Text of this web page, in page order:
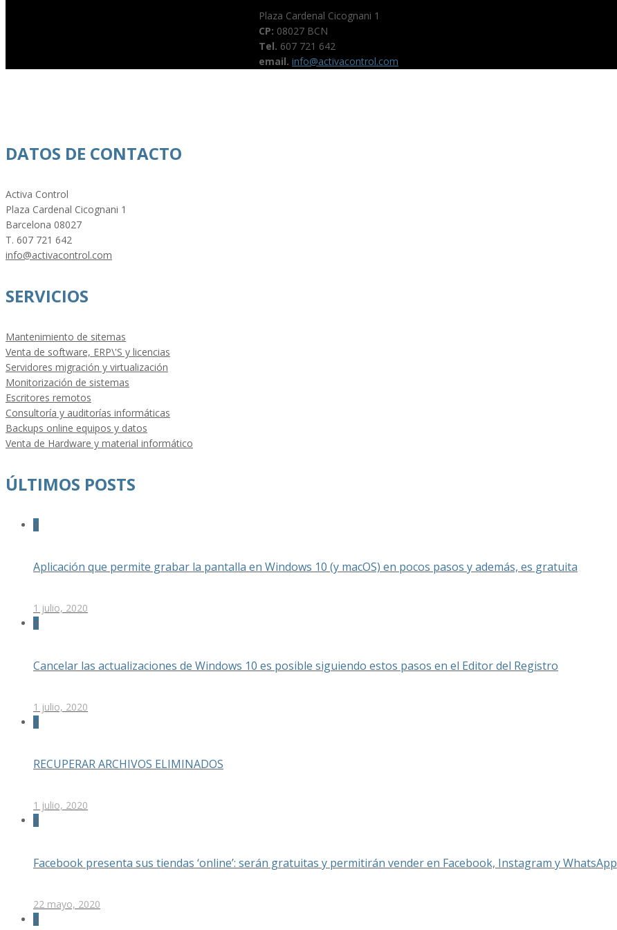
Plaza Cardenal Cicognani 1
CP: 08027 BCN
Tel. 607 721 642
email. info@activacontrol.com
DATOS DE CONTACTO
Activa Control
Plaza Cardenal Cicognani 1
Barcelona 08027
T. 607 721 642
info@activacontrol.com
SERVICIOS
Mantenimiento de sitemas
Venta de software, ERP\'S y licencias
Servidores migración y virtualización
Monitorización de sistemas
Escritores remotos
Consultoría y auditorías informáticas
Backups online equipos y datos
Venta de Hardware y material informático
ÚLTIMOS POSTS
0
Aplicación que permite grabar la pantalla en Windows 10 (y macOS) en pocos pasos y además, es gratuita
1 julio, 2020
0
Cancelar las actualizaciones de Windows 10 es posible siguiendo estos pasos en el Editor del Registro
1 julio, 2020
0
RECUPERAR ARCHIVOS ELIMINADOS
1 julio, 2020
0
Facebook presenta sus tiendas ‘online’: serán gratuitas y permitirán vender en Facebook, Instagram y WhatsApp
22 mayo, 2020
0